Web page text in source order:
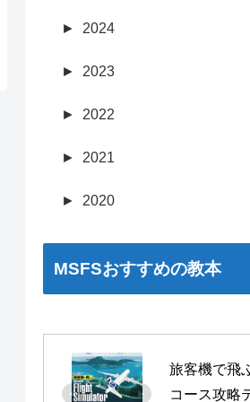
► 2024
► 2023
► 2022
► 2021
► 2020
MSFSおすすめの教本
旅客機で飛
コース攻略